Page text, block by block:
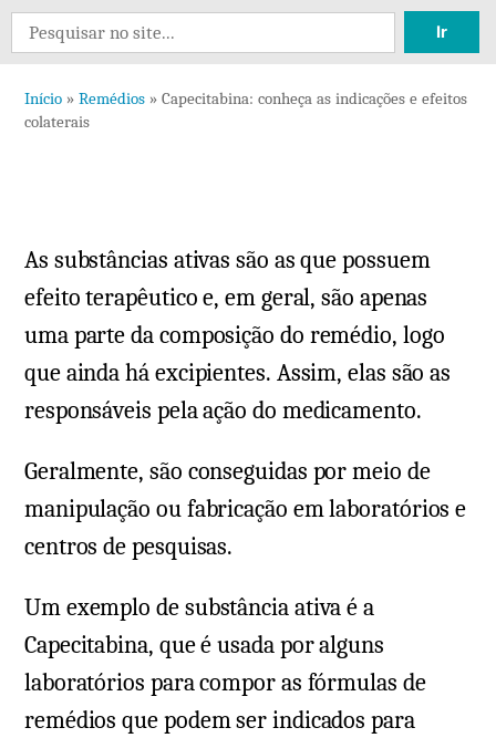
Deixe
em
Search
for:
Início » Remédios » Capecitabina: conheça as indicações e efeitos
colaterais
As substâncias ativas são as que possuem
efeito terapêutico e, em geral, são apenas
uma parte da composição do remédio, logo
que ainda há excipientes. Assim, elas são as
responsáveis pela ação do medicamento.
Geralmente, são conseguidas por meio de
manipulação ou fabricação em laboratórios e
centros de pesquisas.
Um exemplo de substância ativa é a
Capecitabina, que é usada por alguns
laboratórios para compor as fórmulas de
remédios que podem ser indicados para